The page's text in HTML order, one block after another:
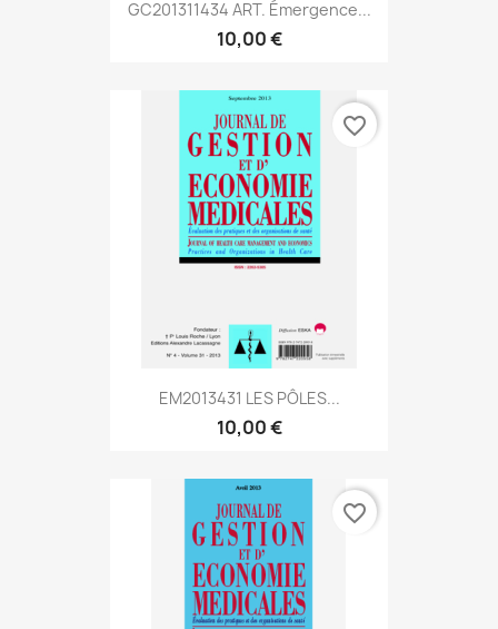
GC201311434 ART. Émergence...
10,00 €
EM2013431 LES PÔLES...
10,00 €
favorite_border
favorite_border